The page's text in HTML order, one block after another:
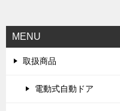
ビ
ゲ
ー
MENU
取扱商品
電動式自動ドア